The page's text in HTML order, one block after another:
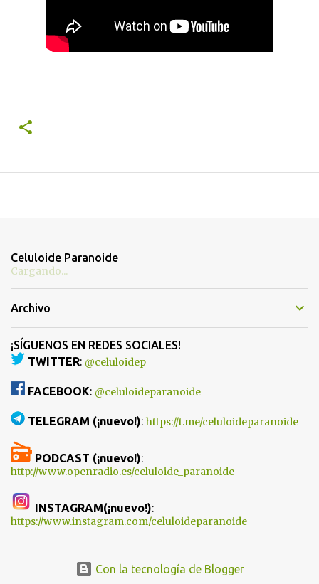
Celuloide Paranoide
Cargando...
Archivo
¡SÍGUENOS EN REDES SOCIALES!
TWITTER: @celuloidep
FACEBOOK: @celuloideparanoide
TELEGRAM (¡nuevo!): https://t.me/celuloideparanoide
PODCAST (¡nuevo!):
http://www.openradio.es/celuloide_paranoide
INSTAGRAM(¡nuevo!):
https://www.instagram.com/celuloideparanoide
Con la tecnología de Blogger